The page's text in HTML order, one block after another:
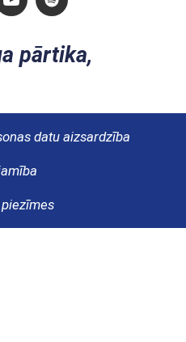
YoutubeSpotify
pārtika,
datu aizsardzība